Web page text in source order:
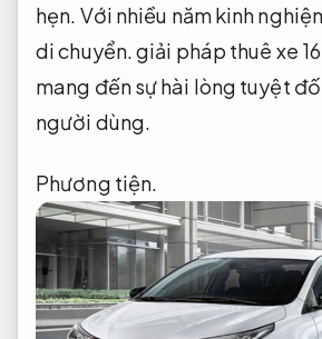
hẹn. Với nhiều năm kinh
di chuyển.giải pháp thuê xe
mang đến sự hài lòng tuyệt
người dùng.
Phương tiện.